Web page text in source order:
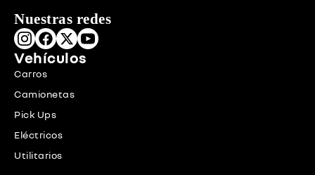
Nuestras redes
Vehículos
Carros
Camionetas
Pick Ups
Eléctricos
Utilitarios